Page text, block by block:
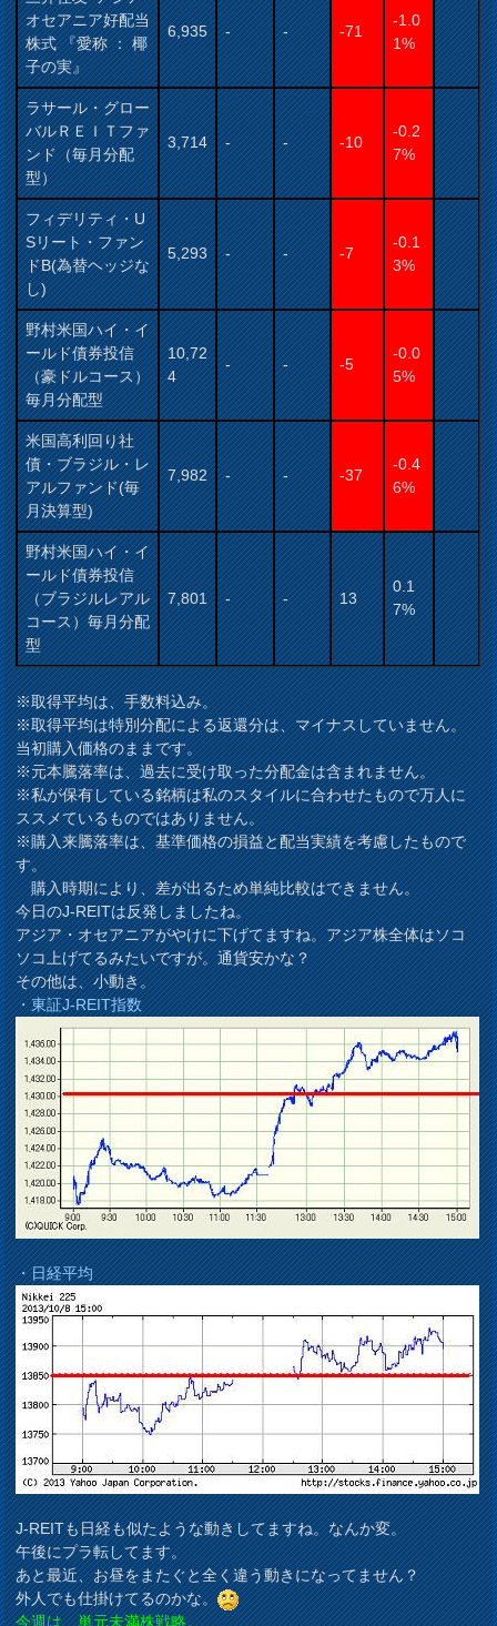
オセアニア好配当
株式 『愛称 ： 椰
子の実』
6,935 - - -71
-1.0
1%
ラサール・グロー
バルＲＥＩＴファ
ンド（毎月分配
型）
3,714 - - -10
-0.2
7%
フィデリティ・U
Sリート・ファン
ドB(為替ヘッジな
し)
5,293 - - -7
-0.1
3%
野村米国ハイ・イ
ールド債券投信
（豪ドルコース）
毎月分配型
10,72
4
- - -5
-0.0
5%
米国高利回り社
債・ブラジル・レ
アルファンド(毎
月決算型)
7,982 - - -37
-0.4
6%
野村米国ハイ・イ
ールド債券投信
（ブラジルレアル
コース）毎月分配
型
7,801 - - 13
0.1
7%
※取得平均は、手数料込み。
※取得平均は特別分配による返還分は、マイナスしていません。
当初購入価格のままです。
※元本騰落率は、過去に受け取った分配金は含まれません。
※私が保有している銘柄は私のスタイルに合わせたもので万人に
ススメているものではありません。
※購入来騰落率は、基準価格の損益と配当実績を考慮したもので
す。
購入時期により、差が出るため単純比較はできません。
今日のJ-REITは反発しましたね。
アジア・オセアニアがやけに下げてますね。アジア株全体はソコ
ソコ上げてるみたいですが。通貨安かな？
その他は、小動き。
・東証J-REIT指数
・日経平均
J-REITも日経も似たような動きしてますね。なんか変。
午後にプラ転してます。
あと最近、お昼をまたぐと全く違う動きになってません？
外人でも仕掛けてるのかな。
今週は、単元未満株戦略。